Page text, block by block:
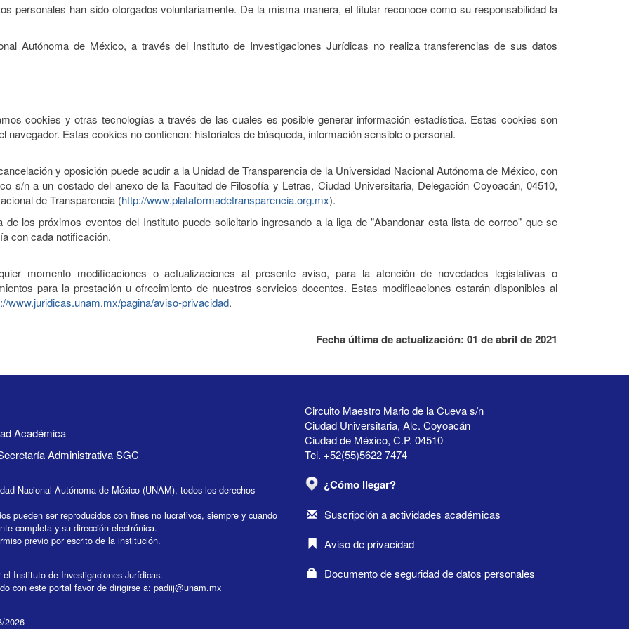
personales han sido otorgados voluntariamente. De la misma manera, el titular reconoce como su responsabilidad la
Autónoma de México, a través del Instituto de Investigaciones Jurídicas no realiza transferencias de sus datos
cookies y otras tecnologías a través de las cuales es posible generar información estadística. Estas cookies son
navegador. Estas cookies no contienen: historiales de búsqueda, información sensible o personal.
y oposición puede acudir a la Unidad de Transparencia de la Universidad Nacional Autónoma de México, con
s/n a un costado del anexo de la Facultad de Filosofía y Letras, Ciudad Universitaria, Delegación Coyoacán, 04510,
de Transparencia (http://www.plataformadetransparencia.org.mx).
los próximos eventos del Instituto puede solicitarlo ingresando a la liga de "Abandonar esta lista de correo" que se
con cada notificación.
momento modificaciones o actualizaciones al presente aviso, para la atención de novedades legislativas o
para la prestación u ofrecimiento de nuestros servicios docentes. Estas modificaciones estarán disponibles al
www.juridicas.unam.mx/pagina/aviso-privacidad.
Fecha última de actualización: 01 de abril de 2021
Circuito Maestro Mario de la Cueva s/n
Ciudad Universitaria, Alc. Coyoacán
Ciudad de México, C.P. 04510
Tel. +52(55)5622 7474
¿Cómo llegar?
Suscripción a actividades académicas
Aviso de privacidad
Documento de seguridad de datos personales
Académica
Administrativa SGC
Nacional Autónoma de México (UNAM), todos los derechos
pueden ser reproducidos con fines no lucrativos, siempre y cuando
completa y su dirección electrónica.
previo por escrito de la institución.
Instituto de Investigaciones Jurídicas.
con este portal favor de dirigirse a: padiij@unam.mx
2026